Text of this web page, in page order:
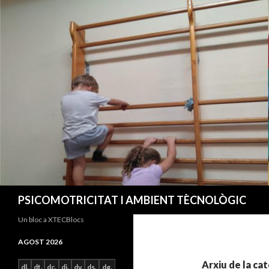
PSICOMOTRICITAT I AMBIENT TÈCNOLÒGIC
Arxiu de la
Un bloc a XTECBlocs
AGOST 2026
dl. dt. dc. dj. dv. ds. dg.